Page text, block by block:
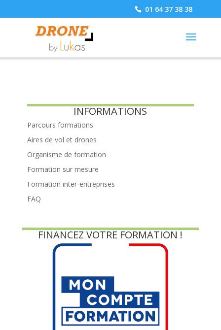
01 64 37 38 38
INFORMATIONS
Parcours formations
Aires de vol et drones
Organisme de formation
Formation sur mesure
Formation inter-entreprises
FAQ
FINANCEZ VOTRE FORMATION !